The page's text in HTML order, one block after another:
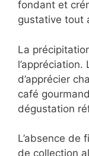
l’expérience
généreuse de
Respectez
La saturation
majeur.
quatre ou cinq
apporter une